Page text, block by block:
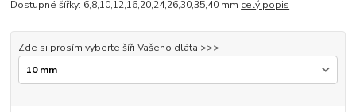
Dostupné šířky: 6,8,10,12,16,20,24,26,30,35,40 mm celý popis
Zde si prosím vyberte šíři Vašeho dláta >>>